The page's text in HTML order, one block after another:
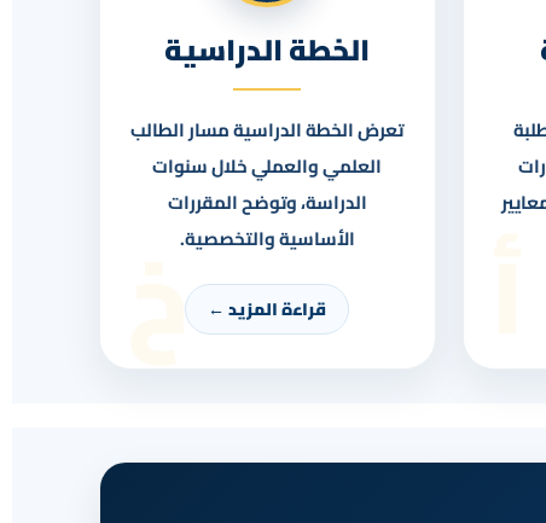
الخطة الدراسية
تعرض الخطة الدراسية مسار الطالب
العلمي والعملي خلال سنوات
الدراسة، وتوضح المقررات
الأساسية والتخصصية.
قراءة المزيد ← خ